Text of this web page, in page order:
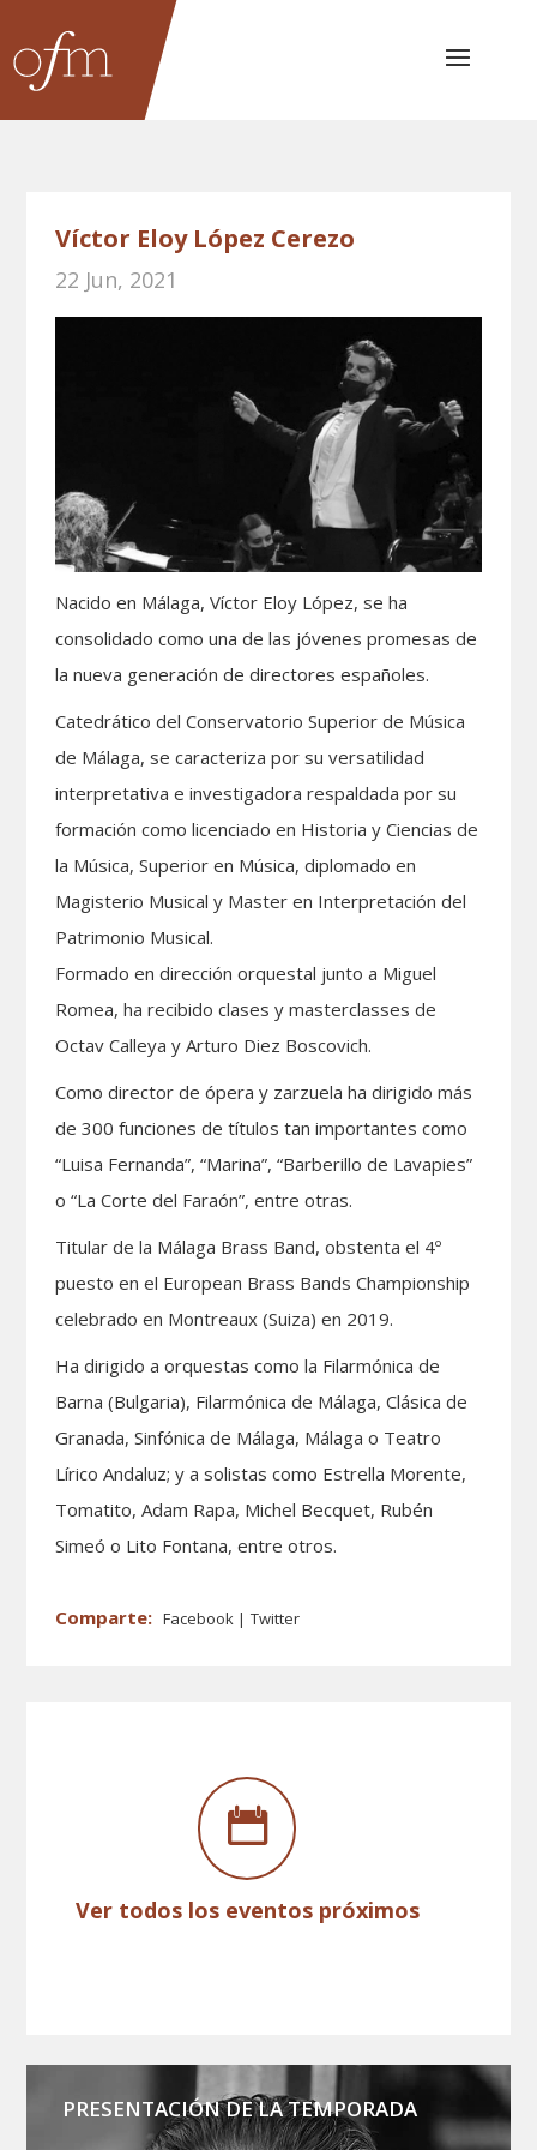
Víctor Eloy López Cerezo
22 Jun, 2021
Nacido en Málaga, Víctor Eloy López, se ha
consolidado como una de las jóvenes promesas de
la nueva generación de directores españoles.
Catedrático del Conservatorio Superior de Música
de Málaga, se caracteriza por su versatilidad
interpretativa e investigadora respaldada por su
formación como licenciado en Historia y Ciencias de
la Música, Superior en Música, diplomado en
Magisterio Musical y Master en Interpretación del
Patrimonio Musical.
Formado en dirección orquestal junto a Miguel
Romea, ha recibido clases y masterclasses de
Octav Calleya y Arturo Diez Boscovich.
Como director de ópera y zarzuela ha dirigido más
de 300 funciones de títulos tan importantes como
“Luisa Fernanda”, “Marina”, “Barberillo de Lavapies”
o “La Corte del Faraón”, entre otras.
Titular de la Málaga Brass Band, obstenta el 4º
puesto en el European Brass Bands Championship
celebrado en Montreaux (Suiza) en 2019.
Ha dirigido a orquestas como la Filarmónica de
Barna (Bulgaria), Filarmónica de Málaga, Clásica de
Granada, Sinfónica de Málaga, Málaga o Teatro
Lírico Andaluz; y a solistas como Estrella Morente,
Tomatito, Adam Rapa, Michel Becquet, Rubén
Simeó o Lito Fontana, entre otros.
Facebook Twitter
Ver todos los eventos próximos
PRESENTACIÓN DE LA TEMPORADA